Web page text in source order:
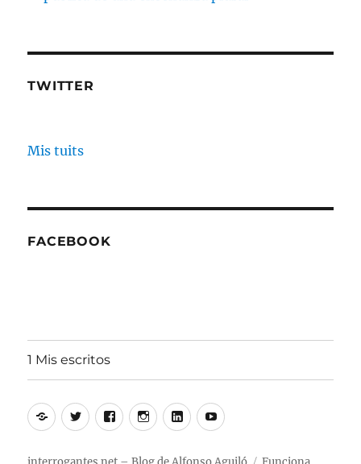
TWITTER
Mis tuits
FACEBOOK
1 Mis escritos
Alfonso
Aguiló
TwitterFacebookInstagram
LinkedinYoutube